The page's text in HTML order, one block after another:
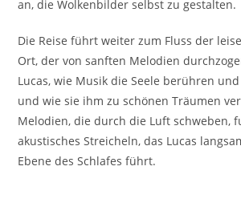
an, die Wolkenbilder selbst zu gestalten.
Die Reise führt weiter zum Fluss der
Ort, der von sanften Melodien
Lucas, wie Musik die Seele berühren
und wie sie ihm zu schönen Träumen
Melodien, die durch die Luft schweben,
akustisches Streicheln, das Lucas
Ebene des Schlafes führt.